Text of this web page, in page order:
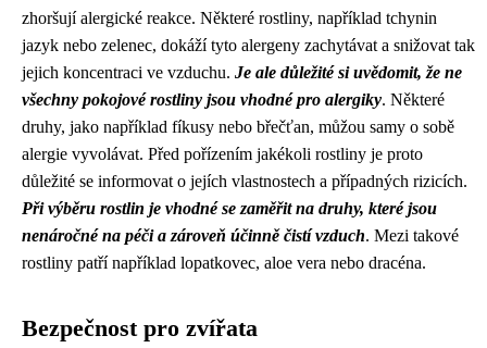
zhoršují alergické reakce. Některé rostliny, například tchynin
jazyk nebo zelenec, dokáží tyto alergeny zachytávat a snižovat tak
jejich koncentraci ve vzduchu. Je ale důležité si uvědomit, že ne
všechny pokojové rostliny jsou vhodné pro alergiky. Některé
druhy, jako například fíkusy nebo břečťan, můžou samy o sobě
alergie vyvolávat. Před pořízením jakékoli rostliny je proto
důležité se informovat o jejích vlastnostech a případných rizicích.
Při výběru rostlin je vhodné se zaměřit na druhy, které jsou
nenáročné na péči a zároveň účinně čistí vzduch. Mezi takové
rostliny patří například lopatkovec, aloe vera nebo dracéna.
Bezpečnost pro zvířata